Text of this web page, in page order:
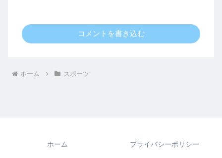
コメントを書き込む
ホーム スポーツ
ホーム プライバシーポリシー